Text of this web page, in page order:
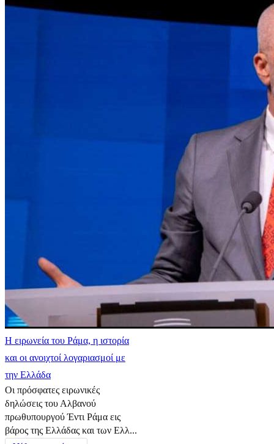
Η ειρωνεία του Ράμα, η ιστορία
και οι ανοιχτοί λογαριασμοί με
την Ελλάδα
Οι πρόσφατες ειρωνικές
δηλώσεις του Αλβανού
πρωθυπουργού Έντι Ράμα εις
βάρος της Ελλάδας και των Ελλ...